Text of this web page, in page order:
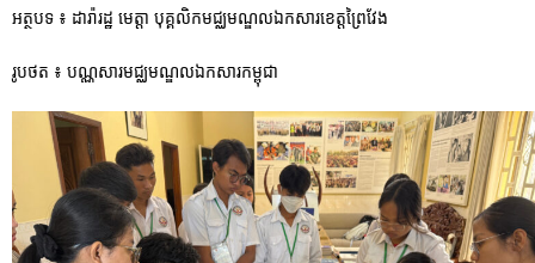
អត្ថបទ ៖ ដារ៉ារដ្ឋ មេត្តា បុគ្គលិកមជ្ឈមណ្ឌលឯកសារខេត្តព្រៃវែង
រូបថត ៖ បណ្ណសារមជ្ឈមណ្ឌលឯកសារកម្ពុជា